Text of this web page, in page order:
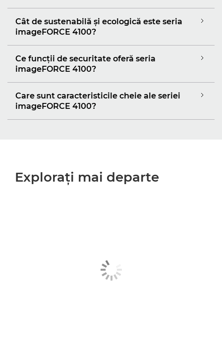
Cât de sustenabilă şi ecologică este seria
imageFORCE 4100?
Ce funcţii de securitate oferă seria
imageFORCE 4100?
Care sunt caracteristicile cheie ale seriei
imageFORCE 4100?
Exploraţi mai departe